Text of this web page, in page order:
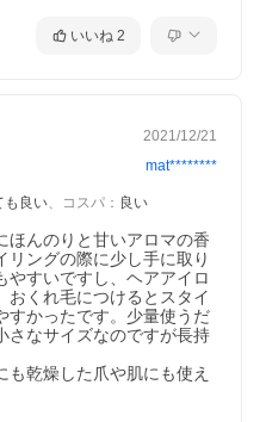
いいね 2
2021/12/21
mat********
も良い、 コスパ ： 良い
ほんのりと甘いアロマの香
リングの際に少し手に取り
やすいですし、ヘアアイロ
おくれ毛につけるとスタイ
すかったです。少量使うだ
さなサイズなのですが長持
乾燥した爪や肌にも使え